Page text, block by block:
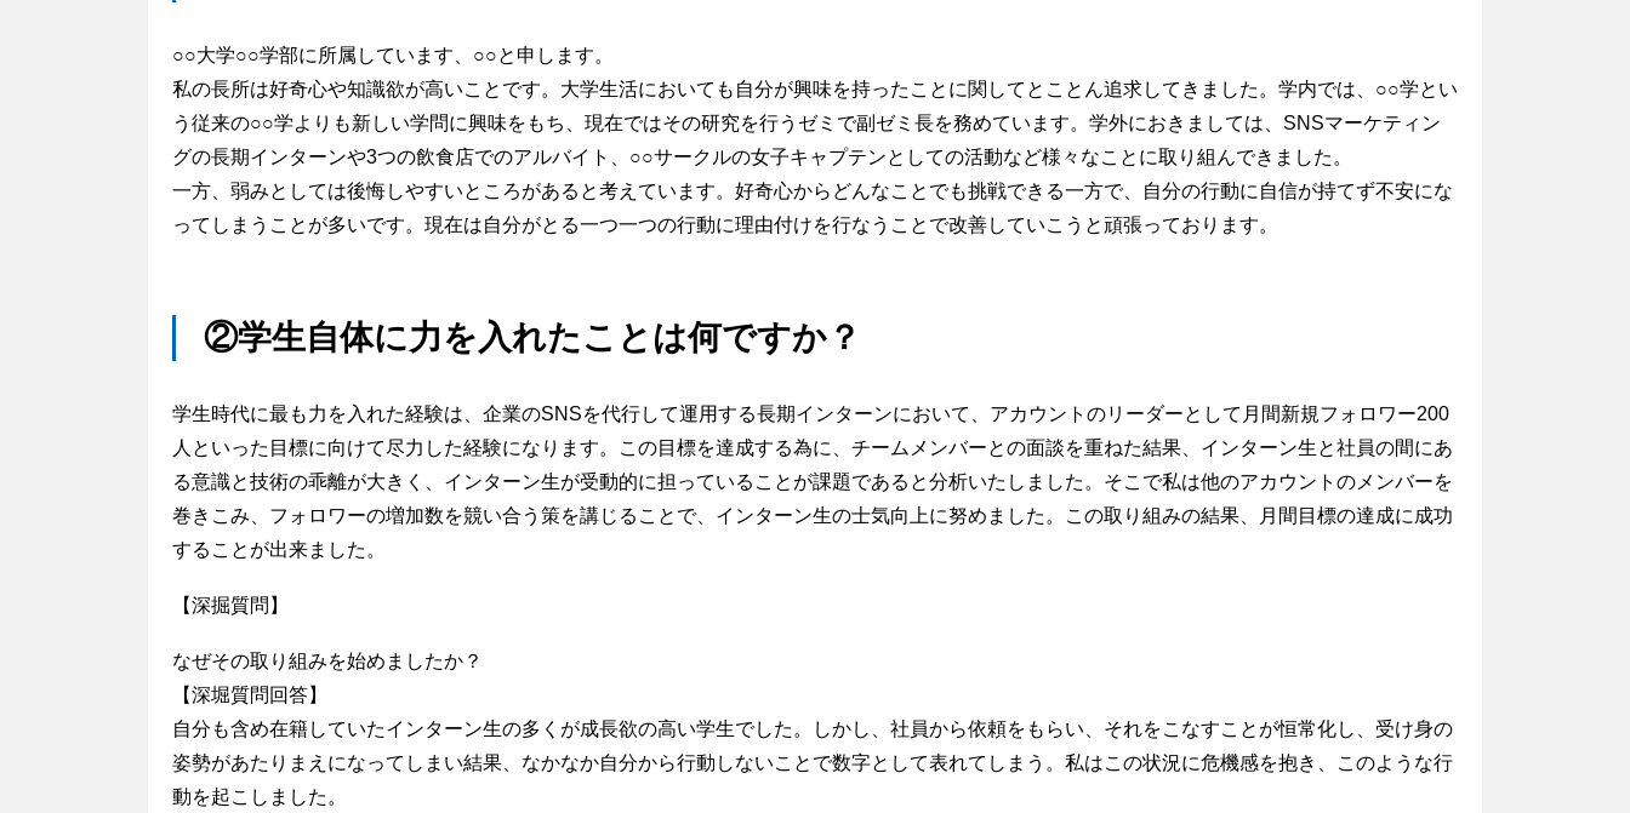
○○大学○○学部に所属しています、○○と申します。
私の長所は好奇心や知識欲が高いことです。大学生活においても自分が興味を持ったことに関してとことん追求してきました。学内では、○○学とい
う従来の○○学よりも新しい学問に興味をもち、現在ではその研究を行うゼミで副ゼミ長を務めています。学外におきましては、SNSマーケティン
グの長期インターンや3つの飲食店でのアルバイト、○○サークルの女子キャプテンとしての活動など様々なことに取り組んできました。
一方、弱みとしては後悔しやすいところがあると考えています。好奇心からどんなことでも挑戦できる一方で、自分の行動に自信が持てず不安にな
ってしまうことが多いです。現在は自分がとる一つ一つの行動に理由付けを行なうことで改善していこうと頑張っております。
②学生自体に力を入れたことは何ですか？
学生時代に最も力を入れた経験は、企業のSNSを代行して運用する長期インターンにおいて、アカウントのリーダーとして月間新規フォロワー200
人といった目標に向けて尽力した経験になります。この目標を達成する為に、チームメンバーとの面談を重ねた結果、インターン生と社員の間にあ
る意識と技術の乖離が大きく、インターン生が受動的に担っていることが課題であると分析いたしました。そこで私は他のアカウントのメンバーを
巻きこみ、フォロワーの増加数を競い合う策を講じることで、インターン生の士気向上に努めました。この取り組みの結果、月間目標の達成に成功
することが出来ました。
【深掘質問】
なぜその取り組みを始めましたか？
【深堀質問回答】
自分も含め在籍していたインターン生の多くが成長欲の高い学生でした。しかし、社員から依頼をもらい、それをこなすことが恒常化し、受け身の
姿勢があたりまえになってしまい結果、なかなか自分から行動しないことで数字として表れてしまう。私はこの状況に危機感を抱き、このような行
動を起こしました。